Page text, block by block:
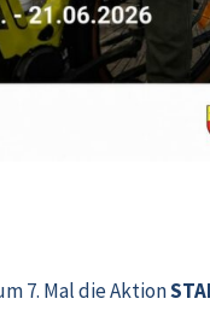
7. Mal die Aktion